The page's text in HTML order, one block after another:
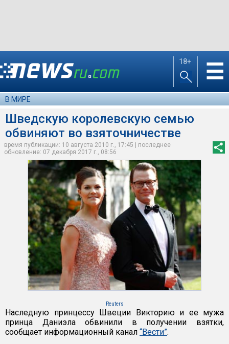
18+ ☰
В МИРЕ
Шведскую королевскую семью
обвиняют во взяточничестве
время публикации: 10 августа 2010 г., 17:45 | последнее
обновление: 07 декабря 2017 г., 08:56
Reuters
Наследную принцессу Швеции Викторию и ее мужа
принца Даниэла обвинили в получении взятки,
сообщает информационный канал “Вести”.